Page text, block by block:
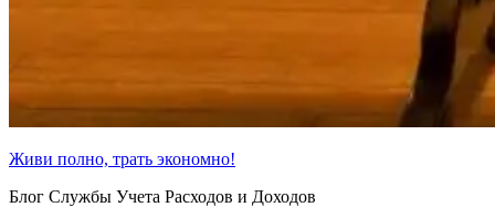
Живи полно, трать экономно!
Блог Службы Учета Расходов и Доходов